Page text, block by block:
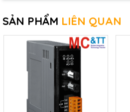
SẢN PHẨM LIÊN QUAN